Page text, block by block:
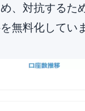
、対抗するた
無料化してい